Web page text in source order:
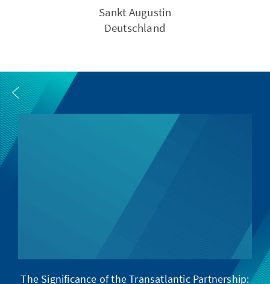
Sankt Augustin
Deutschland
The Significance of the Transatlantic Partnership: